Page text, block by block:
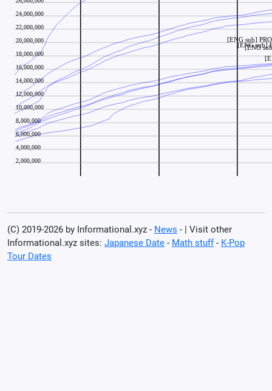
(C) 2019-2026 by Informational.xyz - News - | Visit other
Informational.xyz sites: Japanese Date - Math stuff- K-Pop
Tour Dates